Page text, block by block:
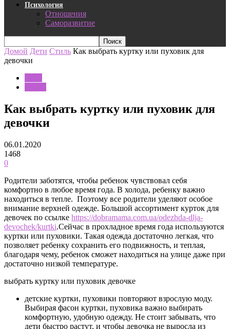
Психология
Отношения
Саморазвитие
Домой Дети Стиль Как выбрать куртку или пуховик для
девочки
Как выбрать куртку или пуховик для
девочки
06.01.2020
1468
0
Родители заботятся, чтобы ребенок чувствовал себя
комфортно в любое время года. В холода, ребенку важно
находиться в тепле. Поэтому все родители уделяют особое
внимание верхней одежде. Большой ассортимент курток для
девочек по ссылке https://dobramama.com.ua/odezhda-dlja-
devochek/kurtki.Сейчас в прохладное время года используются
куртки или пуховики. Такая одежда достаточно легкая, что
позволяет ребенку сохранить его подвижность, и теплая,
благодаря чему, ребенок сможет находиться на улице даже при
достаточно низкой температуре.
выбрать куртку или пуховик девочке
детские куртки, пуховики повторяют взрослую моду.
Выбирая фасон куртки, пуховика важно выбирать
комфортную, удобную одежду. Не стоит забывать, что
дети быстро растут, и чтобы девочка не выросла из